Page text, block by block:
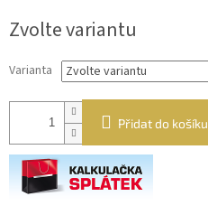
cena:
Zvolte variantu
Varianta
Přidat do košíku